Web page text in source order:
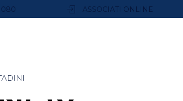
080 ASSOCIATI ONLINE